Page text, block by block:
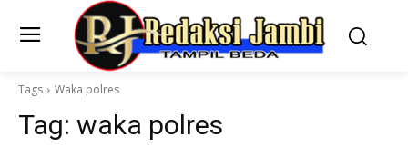
Tags Waka polres
Tag: waka polres